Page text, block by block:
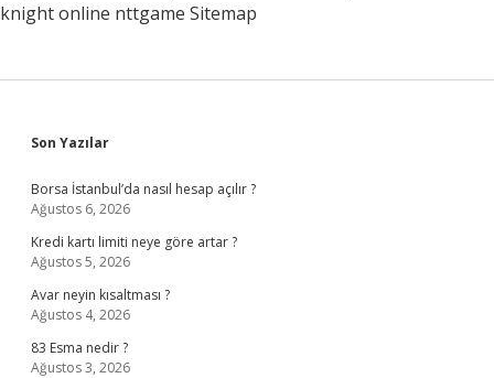
knight online nttgame Sitemap
Sidebar
Son Yazılar
Borsa İstanbul’da nasıl hesap açılır ?
Ağustos 6, 2026
Kredi kartı limiti neye göre artar ?
Ağustos 5, 2026
Avar neyin kısaltması ?
Ağustos 4, 2026
83 Esma nedir ?
Ağustos 3, 2026